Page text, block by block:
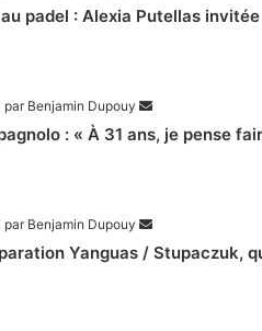
padel : Alexia Putellas
par Benjamin Dupouy
: « À 31 ans, je pense
par Benjamin Dupouy
Yanguas / Stupaczuk,